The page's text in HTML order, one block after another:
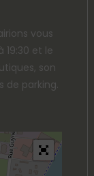
vous
19:30 et le
son
de parking.